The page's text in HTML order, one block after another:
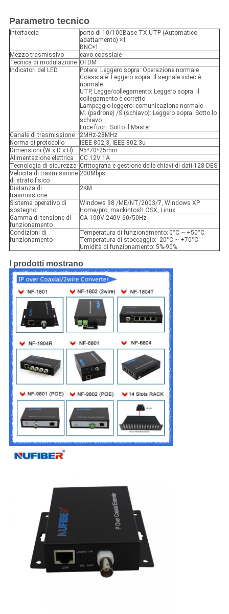
Parametro tecnico
Interfaccia
porto di 10/100Base-TX UTP (Automatico-
adattamento) ×1
BNC×1
Mezzo trasmissivo
cavo coassiale
Tecnica di modulazione OFDM
Indicatori del LED
Potere: Leggero sopra: Operazione normale
Coassiale: Leggero sopra: Il segnale video è
normale
UTP, Legge/collegamento: Leggero sopra: il
collegamento è corretto
Lampeggio leggero: comunicazione normale
M. (padrone) /S (schiavo): Leggero sopra: Sotto lo
schiavo
Luce fuori: Sotto il Master
Canale di trasmissione
2MHz-28MHz
Norma di protocollo
IEEE 802,3, IEEE 802.3u
Dimensioni (W x D x H)
95*70*25mm
Alimentazione elettrica
CC 12V 1A
Tecnologia di sicurezza Crittografia e gestione delle chiavi di dati 128-DES
Velocita di trasmissione
di strato fisico
200Mbps
Distanza di
trasmissione
2KM
Sistema operativo di
sostegno
Windows 98 /ME/NT/2003/7, Windows XP
Home/pro, mackintosh OSX, Linux
Gamma di tensione di
funzionamento
CA 100V-240V 60/50Hz
Condizioni di
funzionamento
Temperatura di funzionamento; 0°C ~ +50°C
Temperatura di stoccaggio: -20°C ~ +70°C
Umidità di funzionamento: 5%-90%
I prodotti mostrano